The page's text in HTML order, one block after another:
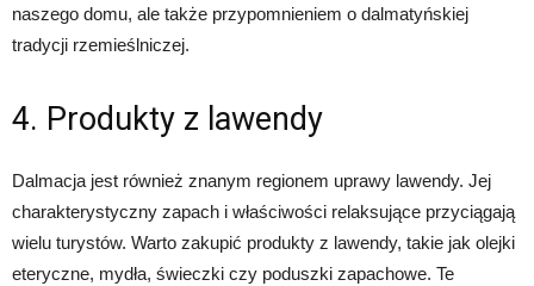
naszego domu, ale także przypomnieniem o dalmatyńskiej
tradycji rzemieślniczej.
4. Produkty z lawendy
Dalmacja jest również znanym regionem uprawy lawendy. Jej
charakterystyczny zapach i właściwości relaksujące przyciągają
wielu turystów. Warto zakupić produkty z lawendy, takie jak olejki
eteryczne, mydła, świeczki czy poduszki zapachowe. Te